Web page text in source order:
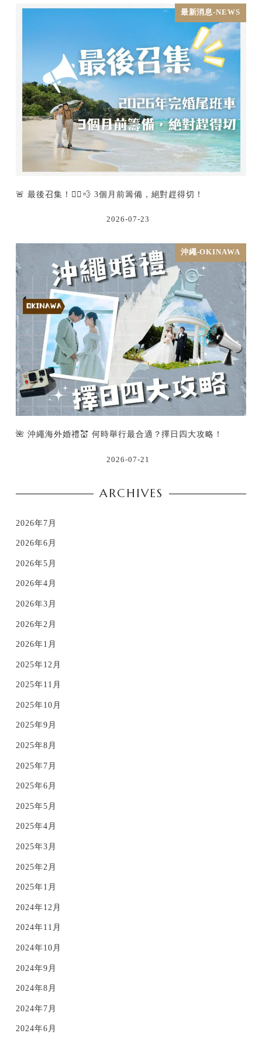
最新消息-NEWS
🚨 最後召集！🏃‍♂️💨 3個月前籌備，絕對趕得切！
2026-07-23
沖繩-OKINAWA
🌺 沖繩海外婚禮💒 何時舉行最合適？擇日四大攻略！
2026-07-21
ARCHIVES
2026年7月
2026年6月
2026年5月
2026年4月
2026年3月
2026年2月
2026年1月
2025年12月
2025年11月
2025年10月
2025年9月
2025年8月
2025年7月
2025年6月
2025年5月
2025年4月
2025年3月
2025年2月
2025年1月
2024年12月
2024年11月
2024年10月
2024年9月
2024年8月
2024年7月
2024年6月